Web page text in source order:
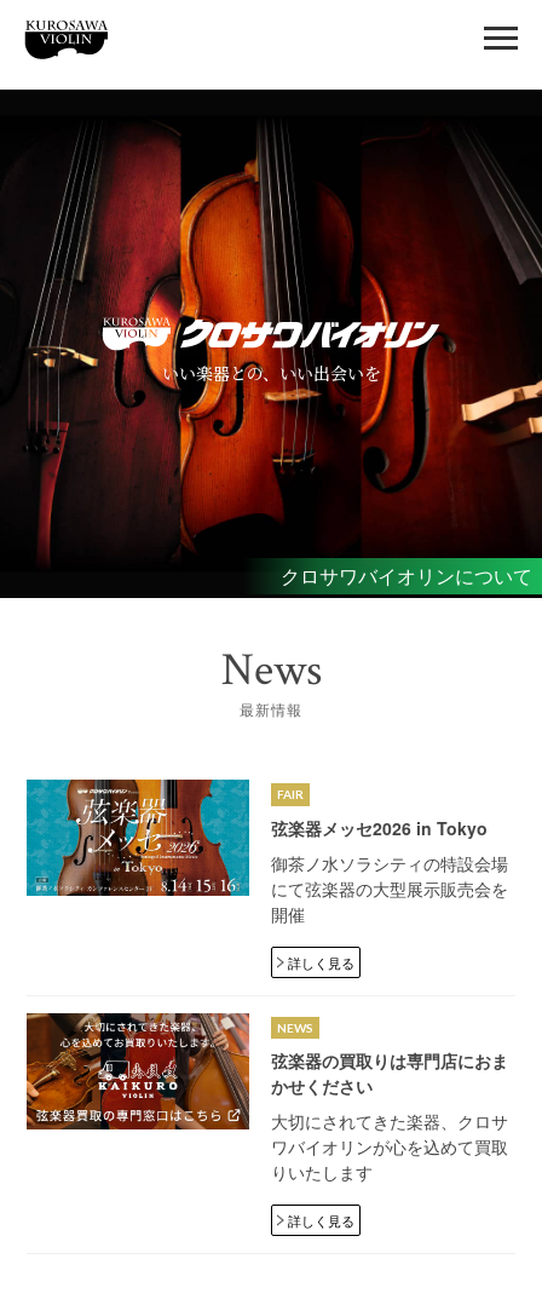
いい楽器との、いい出会いを
音楽教室生徒募集中
いい楽器との、いい出会いを
クロサワバイオリンについて
修理・調整に関する情報はこちら
音楽教室生徒募集中
News
最新情報
FAIR
弦楽器メッセ2026 in Tokyo
御茶ノ水ソラシティの特設会場
にて弦楽器の大型展示販売会を
開催
詳しく見る
NEWS
弦楽器の買取りは専門店におま
かせください
大切にされてきた楽器、クロサ
ワバイオリンが心を込めて買取
りいたします
詳しく見る